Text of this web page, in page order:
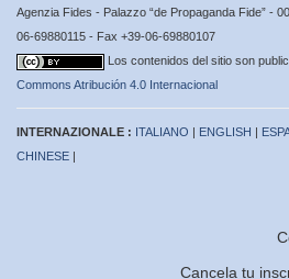
Agenzia Fides - Palazzo “de Propaganda Fide” -
06-69880115 - Fax +39-06-69880107
Los contenidos del sitio son
Commons Atribución 4.0 Internacional
INTERNAZIONALE : ITALIANO | ENGLISH |
CHINESE |
Cancela tu